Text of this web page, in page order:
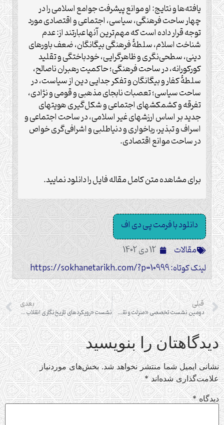
یافته‌ها و نتایج: او موانع پیشرفت جوامع اسلامی را در
چهار ساحت فرهنگی، سیاسی، اجتماعی و اقتصادی مورد
توجه قرار داده است که مهم‌ترین آنها عبارتند از: عدم
شناخت اسلام، سلطۀ فرهنگی بیگانگان، ضعف باورهای
دینی، سطحی‌نگری و ظاهرگرایی، خودباختگی و تقلید
کورکورانه، در ساحت فرهنگی؛ حاکمیت رهبران ناصالح،
سلطۀ کفار و بیگانگان و تفکر جدایی دین از سیاست، در
ساحت سیاسی؛ تعصبات نابجای مذهبی و قومی و نژادی،
تفرقه و کشمکشهای اجتماعی و شکل‌گیری هویتهای
جدید بر اساس ارزشهای غیر اسلامی، در ساحت اجتماعی و
اسراف و تبذیر، رباخواری و دنیاطلبی و اشرافی‌گری خواص
در ساحت موانع اقتصادی.
برای مشاهده متن کامل مقاله فایل را دانلود نمایید.
دانلود با فرمت پی دی اف
مقالات
12 دی 1402
لینک کوتاه: https://sokhanetarikh.com/?p=10999
قبلی
دومین نشست تخصصی «منزلت و نقش مادران اهل بیت و امامان شیعه علیهم‌السلام در تمدن اسلامی»
بعدی
نشست «رویکردهای تاریخ‌نگاری انقلاب اسلامی»
دیدگاهتان را بنویسید
نشانی ایمیل شما منتشر نخواهد شد. بخش‌های موردنیاز
علامت‌گذاری شده‌اند*
دیدگاه*